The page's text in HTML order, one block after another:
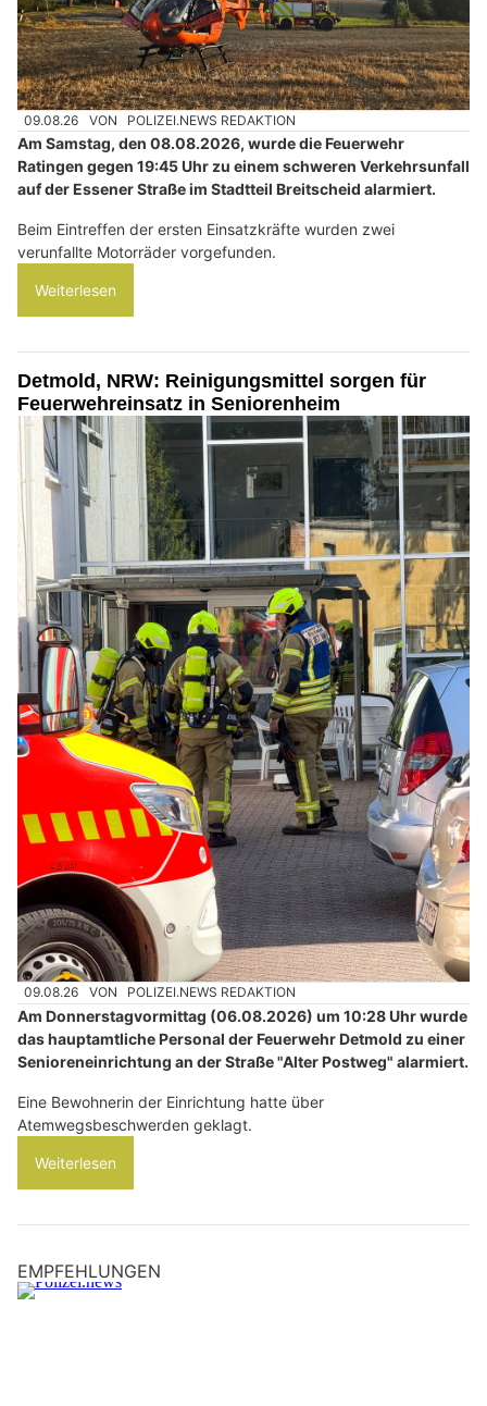
09.08.26 VON POLIZEI.NEWS REDAKTION
Am Samstag, den 08.08.2026, wurde die Feuerwehr
Ratingen gegen 19:45 Uhr zu einem schweren Verkehrsunfall
auf der Essener Straße im Stadtteil Breitscheid alarmiert.
Beim Eintreffen der ersten Einsatzkräfte wurden zwei
verunfallte Motorräder vorgefunden.
Weiterlesen
Detmold, NRW: Reinigungsmittel sorgen für
Feuerwehreinsatz in Seniorenheim
09.08.26 VON POLIZEI.NEWS REDAKTION
Am Donnerstagvormittag (06.08.2026) um 10:28 Uhr wurde
das hauptamtliche Personal der Feuerwehr Detmold zu einer
Senioreneinrichtung an der Straße "Alter Postweg" alarmiert.
Eine Bewohnerin der Einrichtung hatte über
Atemwegsbeschwerden geklagt.
Weiterlesen
EMPFEHLUNGEN